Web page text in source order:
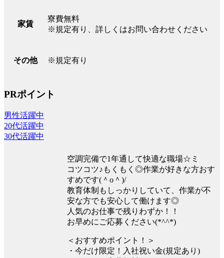
家賃
寮費無料
※規定有り、詳しくはお問い合わせください
その他 ※規定有り
PRポイント
男性活躍中
20代活躍中
30代活躍中
空調完備で1年通して快適な職場☆ミ
コツコツ♪もくもく◎作業が好きな方おす
すめです(＾o＾)/
教育体制もしっかりしていて、作業が不
安な方でも安心して働けます◎
人気のお仕事で残りわずか！！
お早めにご応募ください(*^^*)
＜おすすめポイント！＞
・今だけ限定！入社祝い金(規定あり)